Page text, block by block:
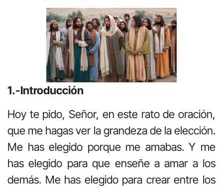
1.-Introducción
Hoy te pido, Señor, en este rato de oración,
que me hagas ver la grandeza de la elección.
Me has elegido porque me amabas. Y me
has elegido para que enseñe a amar a los
demás. Me has elegido para crear entre los